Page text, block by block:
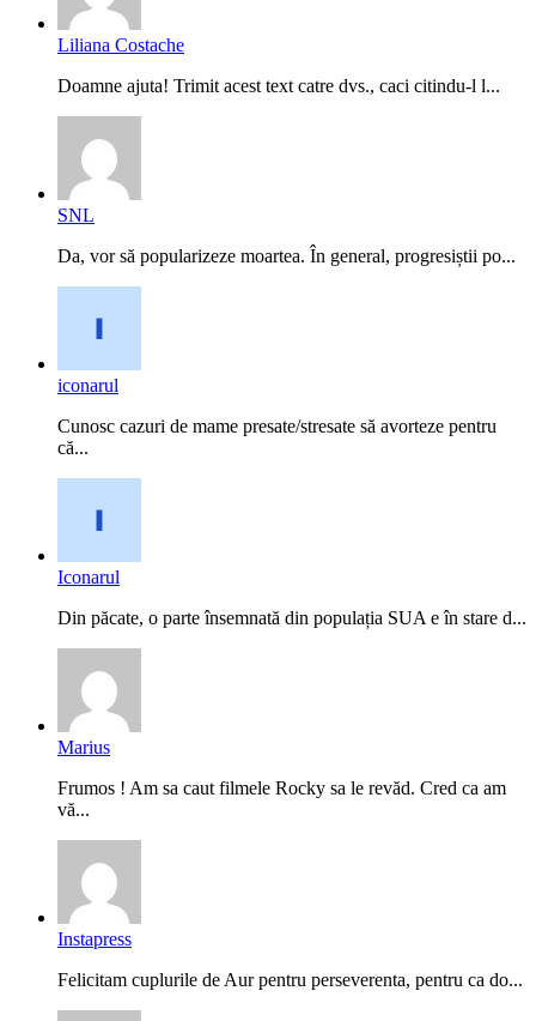
Liliana Costache
Doamne ajuta! Trimit acest text catre dvs., caci citindu-l l...
SNL
Da, vor să popularizeze moartea. În general, progresiștii po...
iconarul
Cunosc cazuri de mame presate/stresate să avorteze pentru
că...
Iconarul
Din păcate, o parte însemnată din populația SUA e în stare d...
Marius
Frumos ! Am sa caut filmele Rocky sa le revăd. Cred ca am
vă...
Instapress
Felicitam cuplurile de Aur pentru perseverenta, pentru ca do...